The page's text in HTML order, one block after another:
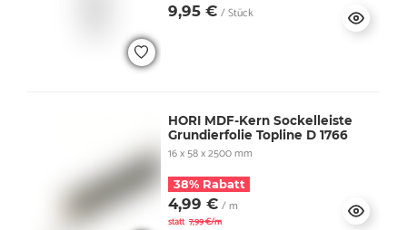
9,95 € / Stück
HORI MDF-Kern Sockelleiste
Grundierfolie Topline D 1766
16 x 58 x 2500 mm
38% Rabatt
4,99 € / m
statt 7,99 €/m